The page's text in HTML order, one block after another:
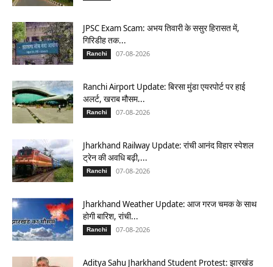
JPSC Exam Scam: अभय तिवारी के ससुर हिरासत में,
गिरिडीह तक...
Ranchi 07-08-2026
Ranchi Airport Update: बिरसा मुंडा एयरपोर्ट पर हाई
अलर्ट, खराब मौसम...
Ranchi 07-08-2026
Jharkhand Railway Update: रांची आनंद विहार स्पेशल
ट्रेन की अवधि बढ़ी,...
Ranchi 07-08-2026
Jharkhand Weather Update: आज गरज चमक के साथ
होगी बारिश, रांची...
Ranchi 07-08-2026
Aditya Sahu Jharkhand Student Protest: झारखंड